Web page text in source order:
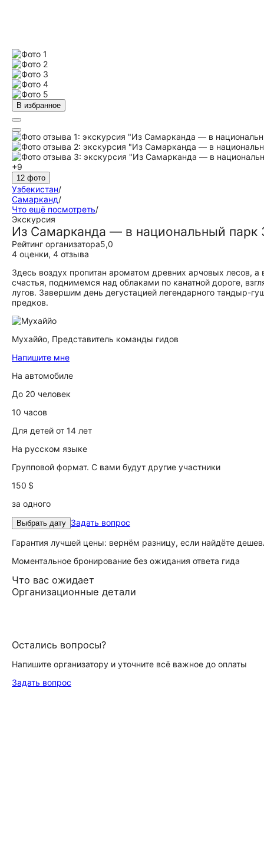
В избранное
+9
12 фото
Узбекистан/
Самарканд/
Что ещё посмотреть/
Экскурсия
Из Самарканда — в национальный парк
Рейтинг организатора5,0
4 оценки, 4 отзыва
Здесь воздух пропитан ароматом древних арчовых лесов,
счастья, поднимемся над облаками по канатной дороге,
лугов. Завершим день дегустацией легендарного тандыр-
предков.
Мухаййо, Представитель команды гидов
Напишите мне
На автомобиле
До 20 человек
10 часов
Для детей от 14 лет
На русском языке
Групповой формат. С вами будут другие участники
150 $
за одного
Выбрать дату Задать вопрос
Гарантия лучшей цены: вернём разницу, если найдёте
Моментальное бронирование без ожидания ответа гида
Что вас ожидает
Организационные детали
Остались вопросы?
Напишите организатору и уточните всё важное до оплаты
Задать вопрос